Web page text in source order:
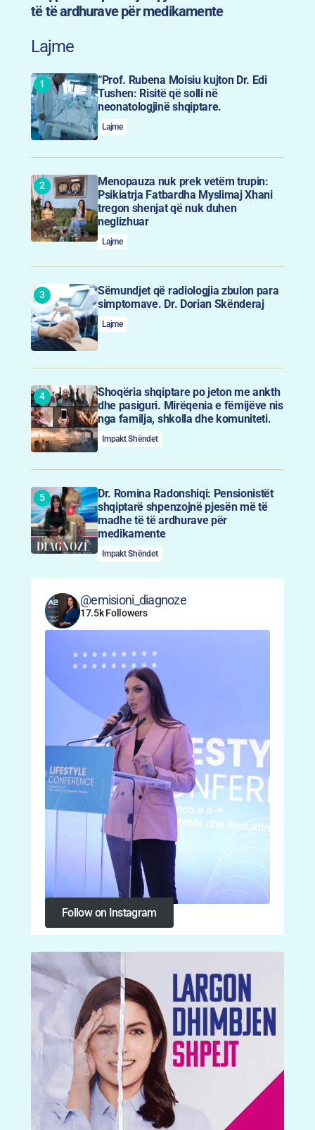
të të ardhurave për medikamente
Lajme
“Prof. Rubena Moisiu kujton Dr. Edi
Tushen: Risitë që solli në
neonatologjinë shqiptare.
Lajme
Menopauza nuk prek vetëm trupin:
Psikiatrja Fatbardha Myslimaj Xhani
tregon shenjat që nuk duhen
neglizhuar
Lajme
Sëmundjet që radiologjia zbulon para
simptomave. Dr. Dorian Skënderaj
Lajme
Shoqëria shqiptare po jeton me ankth
dhe pasiguri. Mirëqenia e fëmijëve nis
nga familja, shkolla dhe komuniteti.
Impakt Shëndet
Dr. Romina Radonshiqi: Pensionistët
shqiptarë shpenzojnë pjesën më të
madhe të të ardhurave për
medikamente
Impakt Shëndet
@emisioni_diagnoze
17.5k Followers
Follow on Instagram
Follow on Instagram